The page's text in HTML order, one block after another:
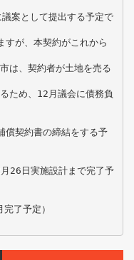
案として提出する予定で
が、本契約がこれから
は、契約者が土地を売る
ため、12月議会に債務負
契約書の締結をする予
26日実施設計まで完了予
了予定）